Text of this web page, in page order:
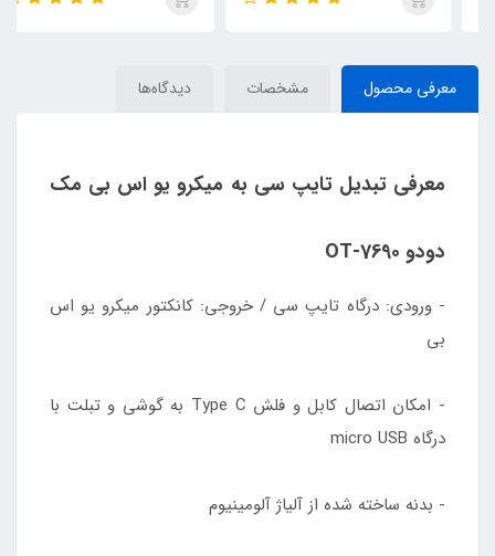
معرفی محصول مشخصات دیدگاه‌ها
معرفی تبدیل تایپ سی به میکرو یو اس بی مک
دودو OT-7690
- ورودی: درگاه تایپ سی / خروجی: کانکتور میکرو یو اس
بی
- امکان اتصال کابل و فلش Type C به گوشی و تبلت با
درگاه micro USB
- بدنه ساخته شده از آلیاژ آلومینیوم